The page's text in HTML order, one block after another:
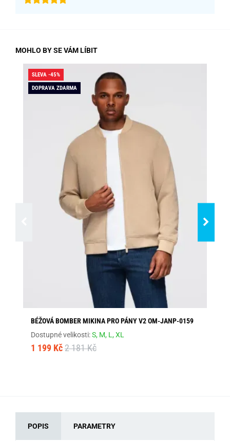
MOHLO BY SE VÁM LÍBIT
SLEVA -45%
DOPRAVA ZDARMA
BÉŽOVÁ BOMBER MIKINA PRO PÁNY V2 OM-JANP-0159
Dostupné velikosti:S, M, L,XL
1 199 Kč 2 181 Kč
POPIS PARAMETRY